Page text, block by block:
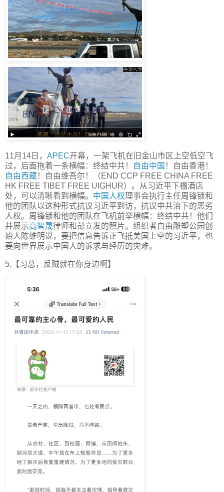
11月14日， APEC开幕，一架飞机在旧金山市区上空低空飞
过，后面拖着一条横幅：终结中共！
自由中国 ！自由香港！
自由西藏 ！自由维吾尔！（END CCP FREE CHINA FREE
HK FREE TIBET FREE UIGHUR）。从习近平下榻酒店
处，可以清晰看到横幅。 中国人权理事会执行主任周锋锁和
他的团队以这种形式抗议习近平到访，抗议中共治下的恶劣
人权。周锋锁和他的团队在飞机前举横幅：终结中共！他们
并展示高智晟律师和彭立发的照片。组织者自由雕塑公园创
始人陈维明说，要把信息告诉正飞抵美国上空的习近平，也
要向世界展示中国人的诉求与经历的灾难。
5.【习总，反贼就在你身边啊】